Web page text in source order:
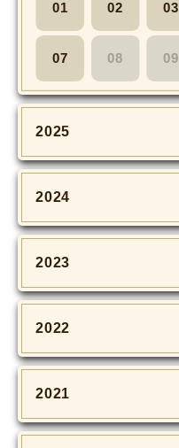
01 02 03
07 08 09
2025
2024
2023
2022
2021